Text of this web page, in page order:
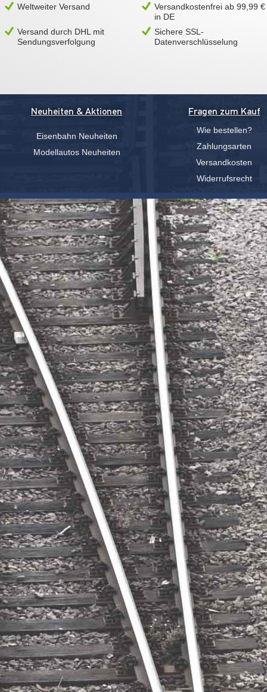
Weltweiter Versand
Versandkostenfrei ab 99,99 €
in DE
Versand durch DHL mit
Sendungsverfolgung
Sichere SSL-
Datenverschlüsselung
Neuheiten & Aktionen
Eisenbahn Neuheiten
Modellautos Neuheiten
Fragen zum Kauf
Wie bestellen?
Zahlungsarten
Versandkosten
Widerrufsrecht